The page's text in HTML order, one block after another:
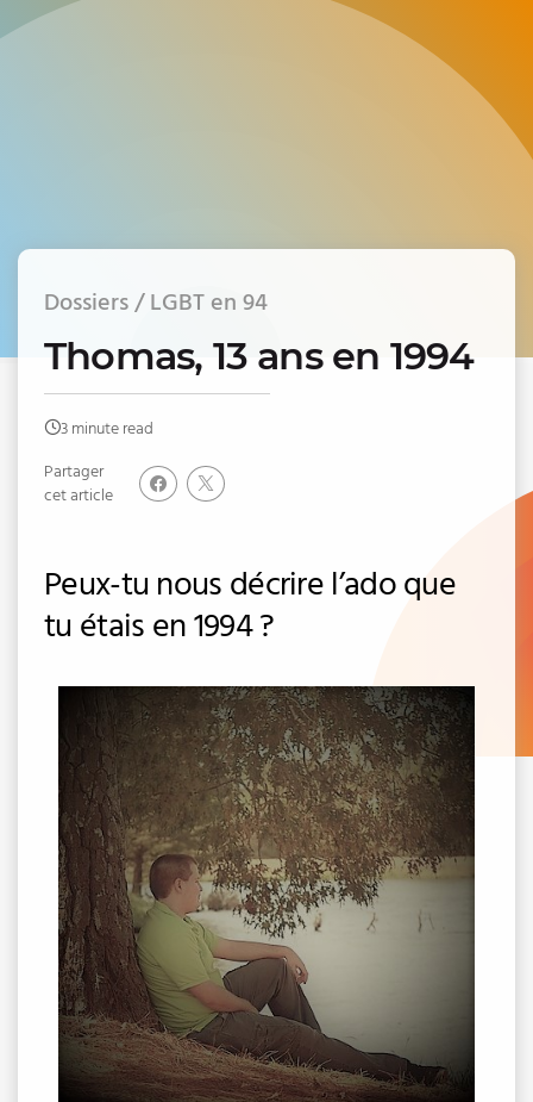
Dossiers / LGBT en 94
Thomas, 13 ans en 1994
3 minute read
Partager
cet article
Peux-tu nous décrire l’ado que
tu étais en 1994 ?